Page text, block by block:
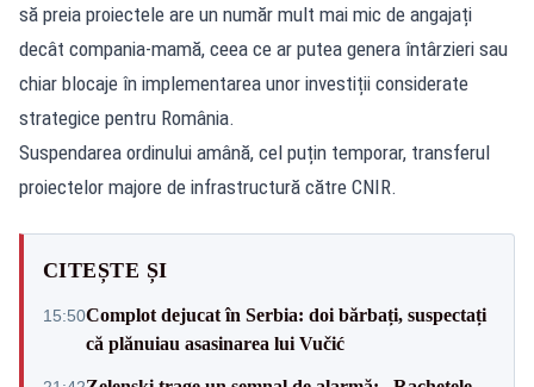
să preia proiectele are un număr mult mai mic de angajați
decât compania-mamă, ceea ce ar putea genera întârzieri sau
chiar blocaje în implementarea unor investiții considerate
strategice pentru România.
Suspendarea ordinului amână, cel puțin temporar, transferul
proiectelor majore de infrastructură către CNIR.
CITEȘTE ȘI
15:50Complot dejucat în Serbia: doi bărbați, suspectați
că plănuiau asasinarea lui Vučić